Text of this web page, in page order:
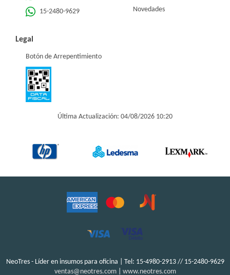
15-2480-9629
Novedades
Legal
Botón de Arrepentimiento
Última Actualización: 04/08/2026 10:20
NeoTres - Líder en insumos para oficina | Tel: 15-4980-2913 // 15-2480-9629
ventas@neotres.com| www.neotres.com